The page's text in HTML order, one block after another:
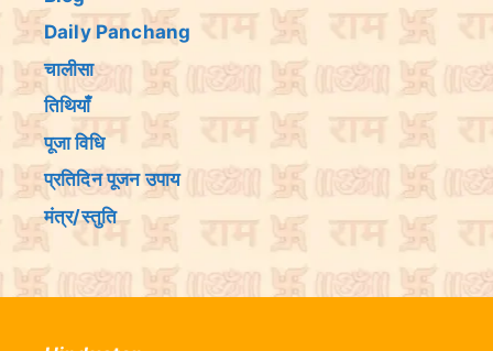
Daily Panchang
चालीसा
तिथियांँ
पूजा विधि
प्रतिदिन पूजन उपाय
मंत्र/स्तुति